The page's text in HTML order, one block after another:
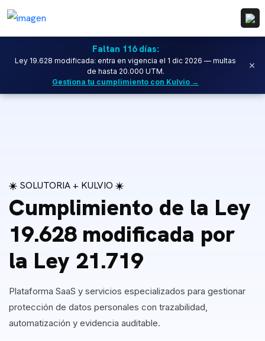
Faltan 116 días:
Ley 19.628 modificada: entra en vigencia el 1 dic 2026 — multas
de hasta 20.000 UTM.
Gestiona tu cumplimiento con Kulvio →
×
SOLUTORIA + KULVIO
Cumplimiento de la Ley
19.628 modificada por
la Ley 21.719
Plataforma SaaS y servicios especializados para gestionar
protección de datos personales con trazabilidad,
automatización y evidencia auditable.
EXPERIENCIA Y TECNOLOGÍA A TU SERVICIO
Aceleramos la
transformación digital
de tu negocio
Acompáñanos en esta ruta hacia la excelencia, impulsada
por nuestra pasión, sustentada en la innovación, y
potenciada por el espíritu colaborativo de nuestro equipo.